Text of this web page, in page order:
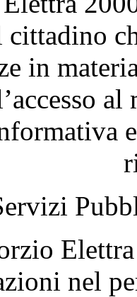
cittadino
in
nel